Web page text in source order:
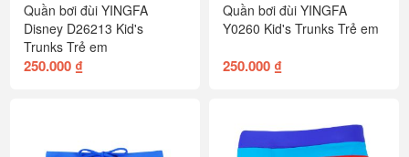
Quần bơi đùi YINGFA
Disney D26213 Kid's
Trunks Trẻ em
250.000 ₫
Quần bơi đùi YINGFA
Y0260 Kid's Trunks Trẻ em
250.000 ₫